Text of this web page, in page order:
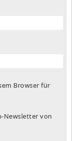
Browser für
Newsletter von